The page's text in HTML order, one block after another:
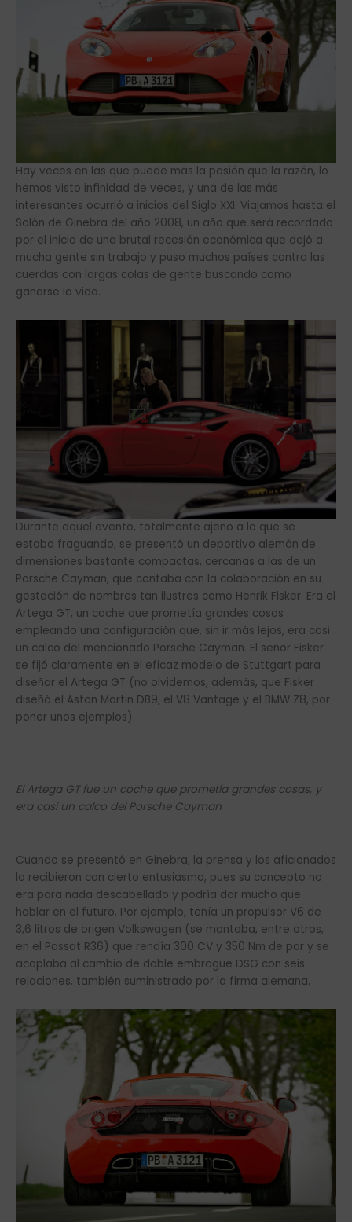
Hay veces en las que puede más la pasión que la razón, lo
hemos visto infinidad de veces, y una de las más
interesantes ocurrió a inicios del Siglo XXI. Viajamos hasta el
Salón de Ginebra del año 2008, un año que será recordado
por el inicio de una brutal recesión económica que dejó a
mucha gente sin trabajo y puso muchos países contra las
cuerdas con largas colas de gente buscando como
ganarse la vida.
Durante aquel evento, totalmente ajeno a lo que se
estaba fraguando, se presentó un deportivo alemán de
dimensiones bastante compactas, cercanas a las de un
Porsche Cayman, que contaba con la colaboración en su
gestación de nombres tan ilustres como Henrik Fisker. Era el
Artega GT, un coche que prometía grandes cosas
empleando una configuración que, sin ir más lejos, era casi
un calco del mencionado Porsche Cayman. El señor Fisker
se fijó claramente en el eficaz modelo de Stuttgart para
diseñar el Artega GT (no olvidemos, además, que Fisker
diseñó el Aston Martin DB9, el V8 Vantage y el BMW Z8, por
poner unos ejemplos).
El Artega GT fue un coche que prometía grandes cosas, y
era casi un calco del Porsche Cayman
Cuando se presentó en Ginebra, la prensa y los aficionados
lo recibieron con cierto entusiasmo, pues su concepto no
era para nada descabellado y podría dar mucho que
hablar en el futuro. Por ejemplo, tenía un propulsor V6 de
3,6 litros de origen Volkswagen (se montaba, entre otros,
en el Passat R36) que rendía 300 CV y 350 Nm de par y se
acoplaba al cambio de doble embrague DSG con seis
relaciones, también suministrado por la firma alemana.